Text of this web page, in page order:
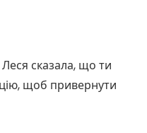
сказала, що ти
щоб привернути